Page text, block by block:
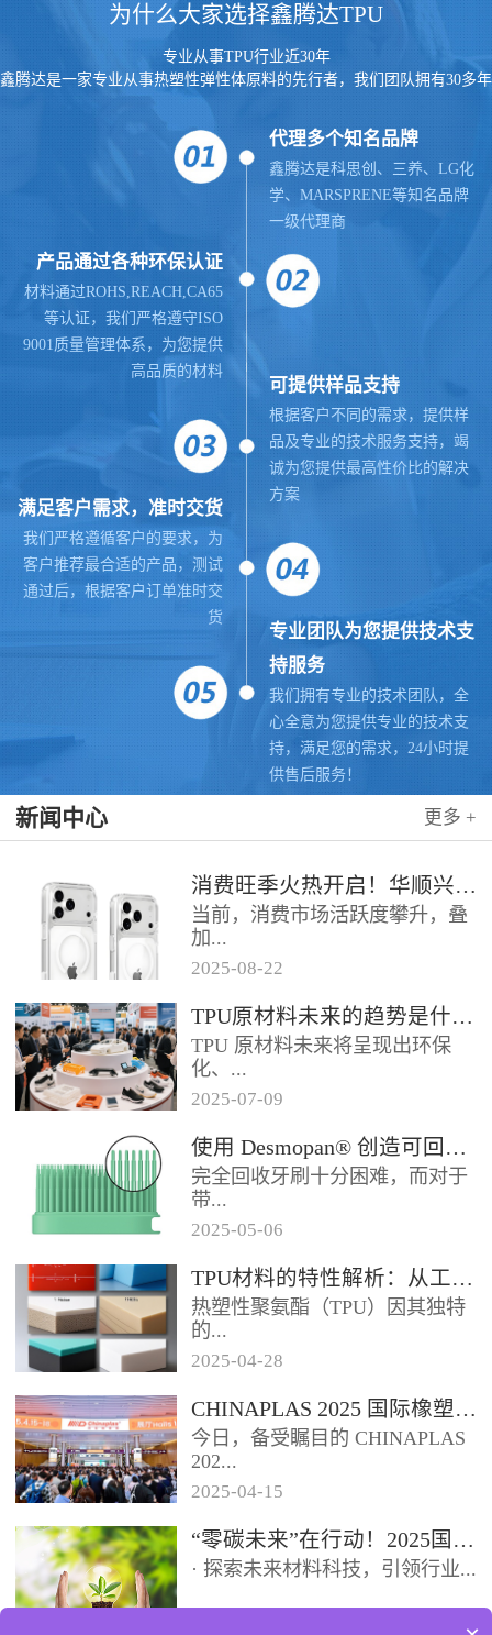
为什么大家选择鑫腾达TPU
专业从事TPU行业近30年
鑫腾达是一家专业从事热塑性弹性体原料的先行者，我们团队拥有30多年
代理多个知名品牌
鑫腾达是科思创、三养、LG化
学、MARSPRENE等知名品牌
一级代理商
产品通过各种环保认证
材料通过ROHS,REACH,CA65
等认证，我们严格遵守ISO
9001质量管理体系，为您提供
高品质的材料
可提供样品支持
根据客户不同的需求，提供样
品及专业的技术服务支持，竭
诚为您提供最高性价比的解决
方案
满足客户需求，准时交货
我们严格遵循客户的要求，为
客户推荐最合适的产品，测试
通过后，根据客户订单准时交
货
专业团队为您提供技术支
持服务
我们拥有专业的技术团队，全
心全意为您提供专业的技术支
持，满足您的需求，24小时提
供售后服务！
新闻中心 更多 +
消费旺季火热开启！华顺兴业联合科思创 TPU，赋能手机护套行业抢占市场先机
当前，消费市场活跃度攀升，叠
加...
各类促销节点临近，手机护套行
业迎来传统销售旺季，市场对高
品质、高性能产品的需求持续走
高。华...
2025-08-22
TPU原材料未来的趋势是什么？
TPU 原材料未来将呈现出环保
化、...
高性能化、功能化等趋势，具体
如下：环保化趋势显著：随着全
球环保意识提升和相关法规趋
严，...
2025-07-09
使用 Desmopan® 创造可回收的热塑性聚氨酯牙刷头
完全回收牙刷十分困难，而对于
带...
有聚丙烯手柄和尼龙刷毛的传统
牙刷而言，这根本不可能。这些
牙刷可能需要 500 年才能降解
或...
2025-05-06
TPU材料的特性解析：从工业到医疗的跨界应用
热塑性聚氨酯（TPU）因其独特
的...
性能组合，成为工业、消费品和
医疗领域的“全能材料”。本文将
从材料特性出发，解析TPU如
何...
2025-04-28
CHINAPLAS 2025 国际橡塑展盛大启幕【鑫腾达】
今日，备受瞩目的 CHINAPLAS
202...
5 国际橡塑展盛大启幕，首日便
展现出非凡的魅力，精彩程度令
人瞩目。踏入展馆，...
2025-04-15
“零碳未来”在行动！2025国际橡塑展邀您共探再生科技与循环经济
· 探索未来材料科技，引领行业...